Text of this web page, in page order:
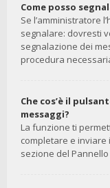
Come posso
Se l’amministratore
segnalare: dovresti
segnalazione dei
procedura
Che cos’è il
messaggi?
La funzione ti
completare e inviare
sezione del